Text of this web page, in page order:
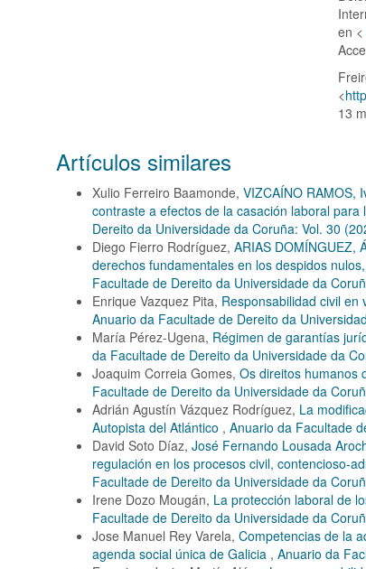
en <
<
13
Artículos similares
Xulio Ferreiro Baamonde, VIZCAÍNO RAMOS,
contraste a efectos de la casación laboral
Dereito da Universidade da Coruña: Vol. 30
Diego Fierro Rodríguez, ARIAS DOMÍNGUEZ,
derechos fundamentales en los despidos
Facultade de Dereito da Universidade da
Enrique Vazquez Pita, Responsabilidad civil
Anuario da Facultade de Dereito da
María Pérez-Ugena, Régimen de garantías
da Facultade de Dereito da Universidade da
Joaquim Correia Gomes, Os direitos humanos
Facultade de Dereito da Universidade da
Adrián Agustín Vázquez Rodríguez, La
Autopista del Atlántico , Anuario da Facultade
David Soto Díaz, José Fernando Lousada
regulación en los procesos civil, contencioso-
Facultade de Dereito da Universidade da
Irene Dozo Mougán, La protección laboral de
Facultade de Dereito da Universidade da
Jose Manuel Rey Varela, Competencias de la
agenda social única de Galicia , Anuario da